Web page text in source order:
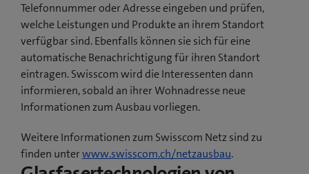
Telefonnummer oder Adresse eingeben und prüfen,
welche Leistungen und Produkte an ihrem Standort
verfügbar sind. Ebenfalls können sie sich für eine
automatische Benachrichtigung für ihren Standort
eintragen. Swisscom wird die Interessenten dann
informieren, sobald an ihrer Wohnadresse neue
Informationen zum Ausbau vorliegen.
Weitere Informationen zum Swisscom Netz sind zu
finden unterwww.swisscom.ch/netzausbau.